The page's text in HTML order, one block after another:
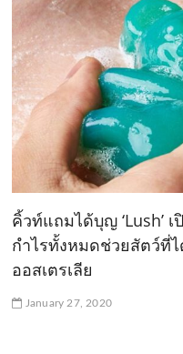
c
o
m
o
m
.
c
o
m
คิ้วท์แถมได้บุญ ‘Lush’
กำไรทั้งหมดช่วยสัตว์ที่
ออสเตรเลีย
January 27, 2020